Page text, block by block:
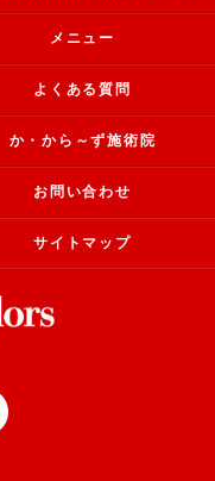
メニュー
よくある質問
か・から～ず施術院
お問い合わせ
サイトマップ